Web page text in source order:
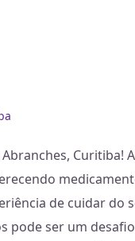
Curitiba!
de cuidar do
pode ser um